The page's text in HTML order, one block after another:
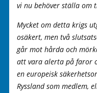
vi nu behöver ställa om
Mycket om detta krigs
osäkert, men två
går mot hårda och
att vara alerta på faror
en europeisk
Ryssland som medlem,